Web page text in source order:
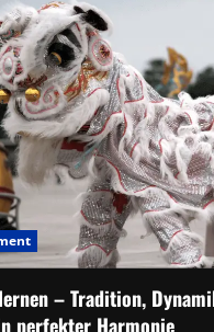
– Tradition,
perfekter Harmonie